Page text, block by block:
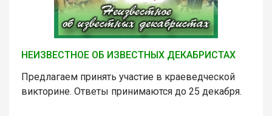
НЕИЗВЕСТНОЕ ОБ ИЗВЕСТНЫХ ДЕКАБРИСТАХ
Предлагаем принять участие в краеведческой
викторине. Ответы принимаются до 25 декабря.